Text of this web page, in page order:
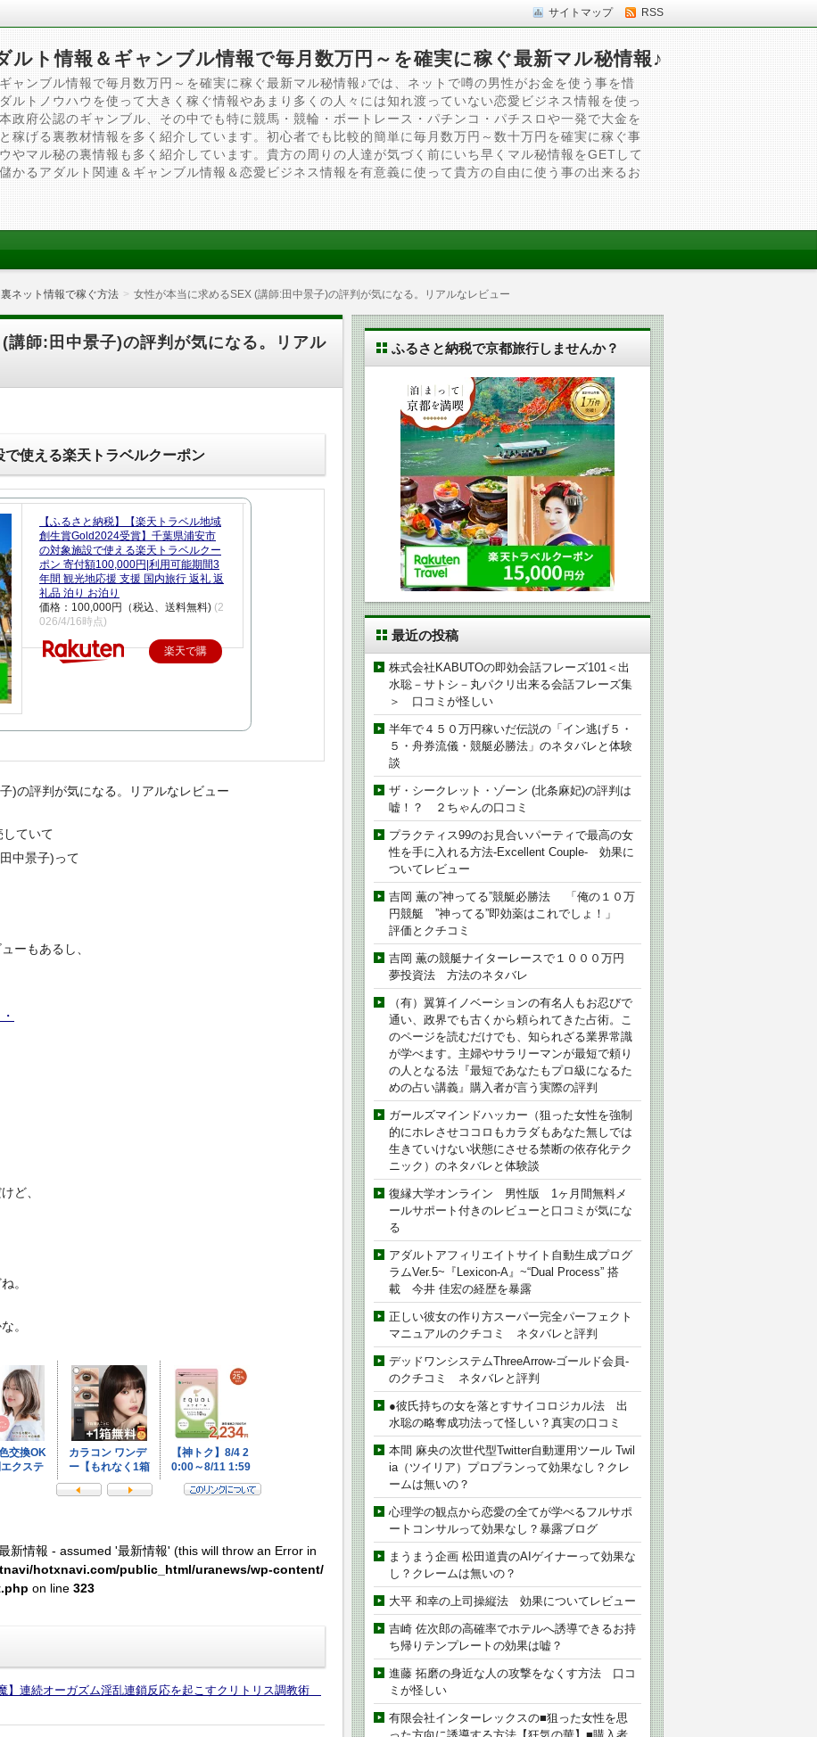
サイトマップ RSS
ルト情報＆ギャンブル情報で毎月数万円～を確実に稼ぐ最新マル秘情報♪
ャンブル情報で毎月数万円～を確実に稼ぐ最新マル秘情報♪では、ネットで噂の男性がお金を使う事を惜
ルトノウハウを使って大きく稼ぐ情報やあまり多くの人々には知れ渡っていない恋愛ビジネス情報を使っ
政府公認のギャンブル、その中でも特に競馬・競輪・ボートレース・パチンコ・パチスロや一発で大金を
稼げる裏教材情報を多く紹介しています。初心者でも比較的簡単に毎月数万円～数十万円を確実に稼ぐ事
やマル秘の裏情報も多く紹介しています。貴方の周りの人達が気づく前にいち早くマル秘情報をGETして
かるアダルト関連＆ギャンブル情報＆恋愛ビジネス情報を有意義に使って貴方の自由に使う事の出来るお
ネット情報で稼ぐ方法 女性が本当に求めるSEX (講師:田中景子)の評判が気になる。リアルなレビュー
講師:田中景子)の評判が気になる。リアル
使える楽天トラベルクーポン
【ふるさと納税】【楽天トラベル地域
創生賞Gold2024受賞】千葉県浦安市
の対象施設で使える楽天トラベルクー
ポン 寄付額100,000円|利用可能期間3
年間 観光地応援 支援 国内旅行 返礼 返
礼品 泊り お泊り
価格：100,000円（税込、送料無料) (2
026/4/16時点)
楽天で購
)の評判が気になる。リアルなレビュー
ていて
中景子)って
ーもあるし、
ど、
。
。
新情報 - assumed '最新情報' (this will throw an Error in
hotxnavi.com/public_html/uranews/wp-content/
on line 323
連続オーガズム淫乱連鎖反応を起こすクリトリス調教術
ふるさと納税で京都旅行しませんか？
最近の投稿
株式会社KABUTOの即効会話フレーズ101＜出
水聡－サトシ－丸パクリ出来る会話フレーズ集
＞ 口コミが怪しい
半年で４５０万円稼いだ伝説の「イン逃げ５・
５・舟券流儀・競艇必勝法」のネタバレと体験
談
ザ・シークレット・ゾーン (北条麻妃)の評判は
嘘！？ ２ちゃんの口コミ
プラクティス99のお見合いパーティで最高の女
性を手に入れる方法-Excellent Couple- 効果に
ついてレビュー
吉岡 薫の”神ってる”競艇必勝法 「俺の１０万
円競艇 ”神ってる”即効薬はこれでしょ！」
評価とクチコミ
吉岡 薫の競艇ナイターレースで１０００万円
夢投資法 方法のネタバレ
（有）翼算イノベーションの有名人もお忍びで
通い、政界でも古くから頼られてきた占術。こ
のページを読むだけでも、知られざる業界常識
が学べます。主婦やサラリーマンが最短で頼り
の人となる法『最短であなたもプロ級になるた
めの占い講義』購入者が言う実際の評判
ガールズマインドハッカー（狙った女性を強制
的にホレさせココロもカラダもあなた無しでは
生きていけない状態にさせる禁断の依存化テク
ニック）のネタバレと体験談
復縁大学オンライン 男性版 1ヶ月間無料メ
ールサポート付きのレビューと口コミが気にな
る
アダルトアフィリエイトサイト自動生成プログ
ラムVer.5~『Lexicon-A』~“Dual Process” 搭
載 今井 佳宏の経歴を暴露
正しい彼女の作り方スーパー完全パーフェクト
マニュアルのクチコミ ネタバレと評判
デッドワンシステムThreeArrow-ゴールド会員-
のクチコミ ネタバレと評判
●彼氏持ちの女を落とすサイコロジカル法 出
水聡の略奪成功法って怪しい？真実の口コミ
本間 麻央の次世代型Twitter自動運用ツール Twil
ia（ツイリア）プロプランって効果なし？クレ
ームは無いの？
心理学の観点から恋愛の全てが学べるフルサポ
ートコンサルって効果なし？暴露ブログ
まうまう企画 松田道貴のAIゲイナーって効果な
し？クレームは無いの？
大平 和幸の上司操縦法 効果についてレビュー
吉崎 佐次郎の高確率でホテルへ誘導できるお持
ち帰りテンプレートの効果は嘘？
進藤 拓磨の身近な人の攻撃をなくす方法 口コ
ミが怪しい
有限会社インターレックスの■狙った女性を思